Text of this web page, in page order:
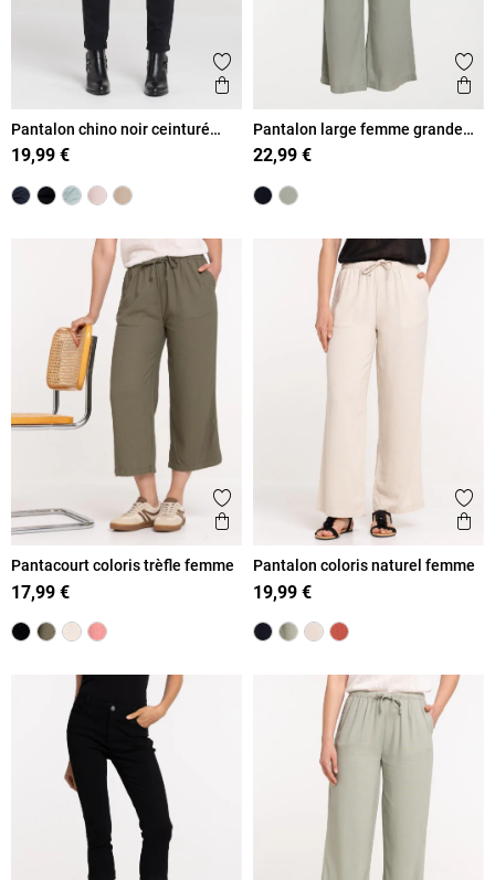
Ajouter aux favoris
Aperçu rapide
Pantalon chino noir ceinturé
femme
19,99 €
Pantalon large femme grande
taille
22,99 €
Ajouter aux favoris
Aperçu rapide
Pantacourt coloris trèfle femme
17,99 €
Pantalon coloris naturel femme
19,99 €